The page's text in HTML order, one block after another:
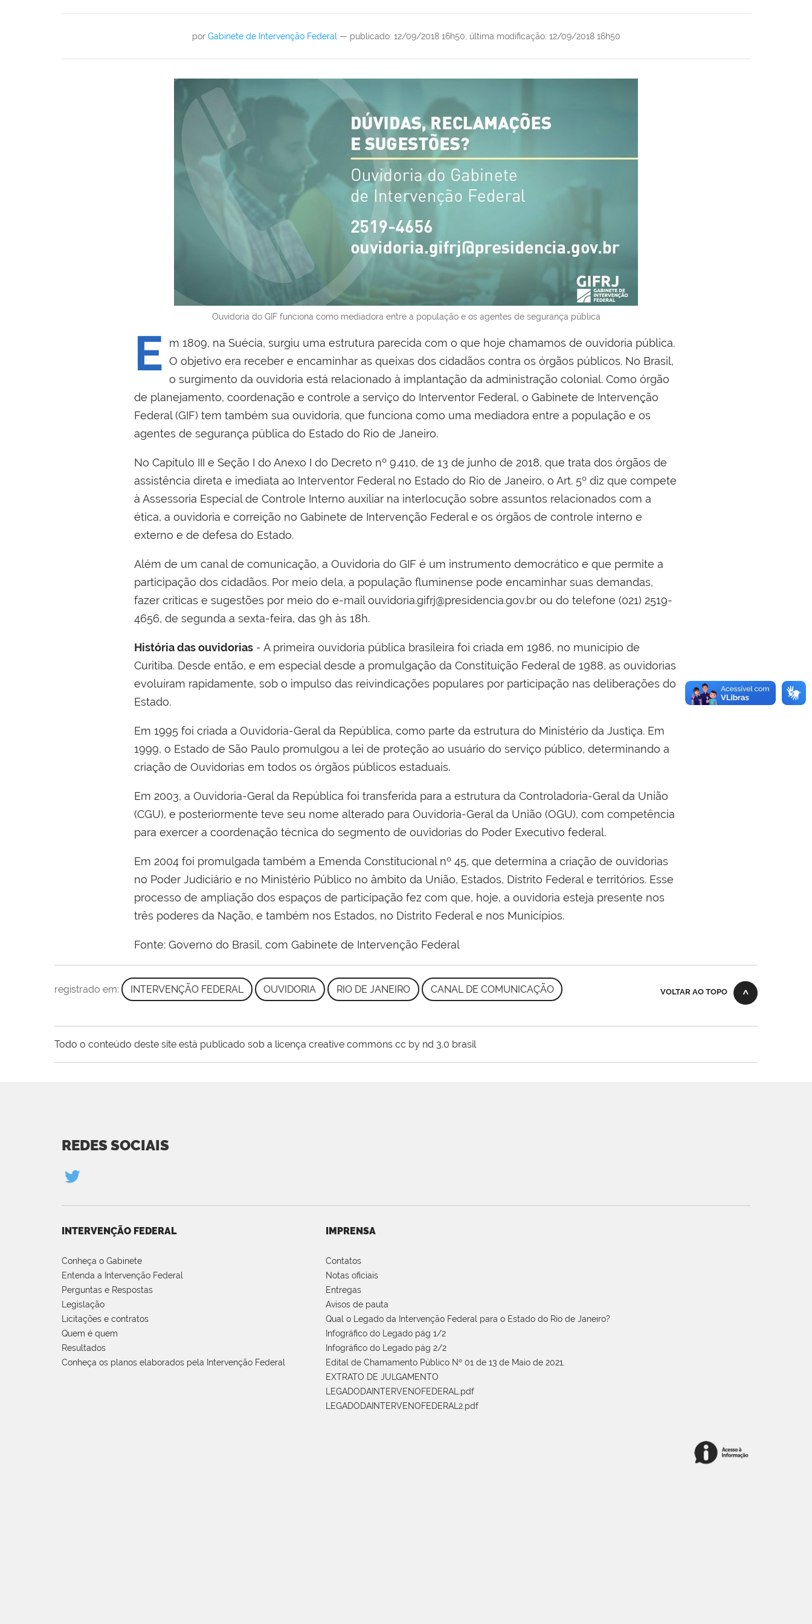
por Gabinete de Intervenção Federal — publicado: 12/09/2018 16h50 última modificação: 12/09/2018 16h50
Ouvidoria do GIF funciona como mediadora entre a população e os agentes de segurança pública
E
m 1809, na Suécia, surgiu uma estrutura parecida com o que hoje chamamos de ouvidoria pública.
O objetivo era receber e encaminhar as queixas dos cidadãos contra os órgãos públicos. No Brasil,
o surgimento da ouvidoria está relacionado à implantação da administração colonial. Como órgão
de planejamento, coordenação e controle a serviço do Interventor Federal, o Gabinete de Intervenção
Federal (GIF) tem também sua ouvidoria, que funciona como uma mediadora entre a população e os
agentes de segurança pública do Estado do Rio de Janeiro.
No Capítulo III e Seção I do Anexo I do Decreto nº 9.410, de 13 de junho de 2018, que trata dos órgãos de
assistência direta e imediata ao Interventor Federal no Estado do Rio de Janeiro, o Art. 5º diz que compete
à Assessoria Especial de Controle Interno auxiliar na interlocução sobre assuntos relacionados com a
ética, a ouvidoria e correição no Gabinete de Intervenção Federal e os órgãos de controle interno e
externo e de defesa do Estado.
Além de um canal de comunicação, a Ouvidoria do GIF é um instrumento democrático e que permite a
participação dos cidadãos. Por meio dela, a população fluminense pode encaminhar suas demandas,
fazer críticas e sugestões por meio do e-mail ouvidoria.gifrj@presidencia.gov.br ou do telefone (021) 2519-
4656, de segunda a sexta-feira, das 9h às 18h.
História das ouvidorias - A primeira ouvidoria pública brasileira foi criada em 1986, no município de
Curitiba. Desde então, e em especial desde a promulgação da Constituição Federal de 1988, as ouvidorias
evoluíram rapidamente, sob o impulso das reivindicações populares por participação nas deliberações do
Estado.
Em 1995 foi criada a Ouvidoria-Geral da República, como parte da estrutura do Ministério da Justiça. Em
1999, o Estado de São Paulo promulgou a lei de proteção ao usuário do serviço público, determinando a
criação de Ouvidorias em todos os órgãos públicos estaduais.
Em 2003, a Ouvidoria-Geral da República foi transferida para a estrutura da Controladoria-Geral da União
(CGU), e posteriormente teve seu nome alterado para Ouvidoria-Geral da União (OGU), com competência
para exercer a coordenação técnica do segmento de ouvidorias do Poder Executivo federal.
Em 2004 foi promulgada também a Emenda Constitucional nº 45, que determina a criação de ouvidorias
no Poder Judiciário e no Ministério Público no âmbito da União, Estados, Distrito Federal e territórios. Esse
processo de ampliação dos espaços de participação fez com que, hoje, a ouvidoria esteja presente nos
três poderes da Nação, e também nos Estados, no Distrito Federal e nos Municípios.
Fonte: Governo do Brasil, com Gabinete de Intervenção Federal
VOLTAR AO TOPO
registrado em: INTERVENÇÃO FEDERAL OUVIDORIA RIO DE JANEIRO CANAL DE COMUNICAÇÃO
Todo o conteúdo deste site está publicado sob a licença creative commons cc by nd 3.0 brasil
REDES SOCIAIS
INTERVENÇÃO FEDERAL
Conheça o Gabinete
Entenda a Intervenção Federal
Perguntas e Respostas
Legislação
Licitações e contratos
Quem é quem
Resultados
Conheça os planos elaborados pela Intervenção Federal
IMPRENSA
Contatos
Notas oficiais
Entregas
Avisos de pauta
Qual o Legado da Intervenção Federal para o Estado do Rio de Janeiro?
Infográfico do Legado pág 1/2
Infográfico do Legado pág 2/2
Edital de Chamamento Público Nº 01 de 13 de Maio de 2021.
EXTRATO DE JULGAMENTO
LEGADODAINTERVENOFEDERAL.pdf
LEGADODAINTERVENOFEDERAL2.pdf